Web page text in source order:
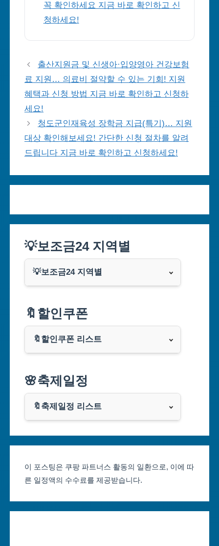
꼭 확인하세요 지금 바로 확인하고 신
청하세요!
출산지원금 및 신생아·입양영아 건강보험
료 지원… 의료비 절약할 수 있는 기회! 지원
혜택과 신청 방법 지금 바로 확인하고 신청하
세요!
청도군인재육성 장학금 지급(특기)… 지원
대상 확인해보세요! 간단한 신청 절차를 알려
드립니다 지금 바로 확인하고 신청하세요!
💡보조금24 지역별
💡보조금24 지역별
부산광역시
대구광역시
인천광역시
광주광역시
대전광역시
🔖할인쿠폰
🔖할인쿠폰 리스트
쿠팡
클룩
🌸축제일정
🔖축제일정 리스트
대구축제 일정
인천축제 일정
이 포스팅은 쿠팡 파트너스 활동의 일환으로, 이에 따
른 일정액의 수수료를 제공받습니다.